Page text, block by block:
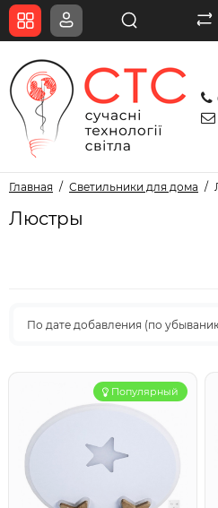
Главная Светильники для дома
Люстры
По дате добавления (по
Популярный